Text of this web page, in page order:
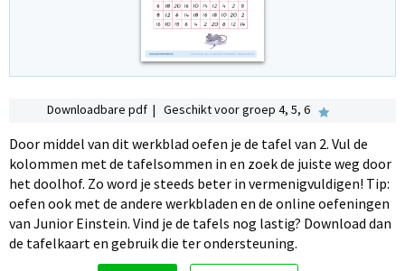
Downloadbare pdf | Geschikt voor groep 4, 5, 6
Door middel van dit werkblad oefen je de tafel van 2. Vul de
kolommen met de tafelsommen in en zoek de juiste weg door
het doolhof. Zo word je steeds beter in vermenigvuldigen! Tip:
oefen ook met de andere werkbladen en de online oefeningen
van Junior Einstein. Vind je de tafels nog lastig? Download dan
de tafelkaart en gebruik die ter ondersteuning.